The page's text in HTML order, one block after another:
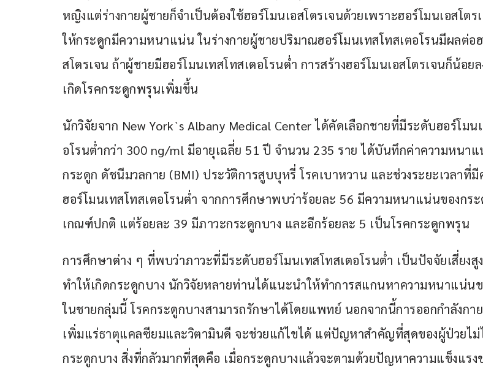
หญิงแต่ร่างกายผู้ชายก็จำเป็นต้องใช้ฮอร์โมนเอสโตรเจนด้วยเพราะฮอร์โมนเอสโตร
ให้กระดูกมีความหนาแน่น ในร่างกายผู้ชายปริมาณฮอร์โมนเทสโทสเตอโรนมีผลต่อ
สโตรเจน ถ้าผู้ชายมีฮอร์โมนเทสโทสเตอโรนต่ำ การสร้างฮอร์โมนเอสโตรเจนก็น้อย
เกิดโรคกระดูกพรุนเพิ่มขึ้น
นักวิจัยจาก New York`s Albany Medical Center ได้คัดเลือกชายที่มีระดับฮอร์โมน
อโรนต่ำกว่า 300 ng/ml มีอายุเฉลี่ย 51 ปี จำนวน 235 ราย ได้บันทึกค่าความหนาแ
กระดูก ดัชนีมวลกาย (BMI) ประวัติการสูบบุหรี่ โรคเบาหวาน และช่วงระยะเวลาที่มี
ฮอร์โมนเทสโทสเตอโรนต่ำ จากการศึกษาพบว่าร้อยละ 56 มีความหนาแน่นของกร
เกณฑ์ปกติ แต่ร้อยละ 39 มีภาวะกระดูกบาง และอีกร้อยละ 5 เป็นโรคกระดูกพรุน
การศึกษาต่าง ๆ ที่พบว่าภาวะที่มีระดับฮอร์โมนเทสโทสเตอโรนต่ำ เป็นปัจจัยเสี่ยงสู
ทำให้เกิดกระดูกบาง นักวิจัยหลายท่านได้แนะนำให้ทำการสแกนหาความหนาแน่น
ในชายกลุ่มนี้ โรคกระดูกบางสามารถรักษาได้โดยแพทย์ นอกจากนี้การออกกำลังกา
เพิ่มแร่ธาตุแคลซียมและวิตามินดี จะช่วยแก้ไขได้ แต่ปัญหาสำคัญที่สุดของผู้ป่วยไม่
กระดูกบาง สิ่งที่กลัวมากที่สุดคือ เมื่อกระดูกบางแล้วจะตามด้วยปัญหาความแข็งแรง